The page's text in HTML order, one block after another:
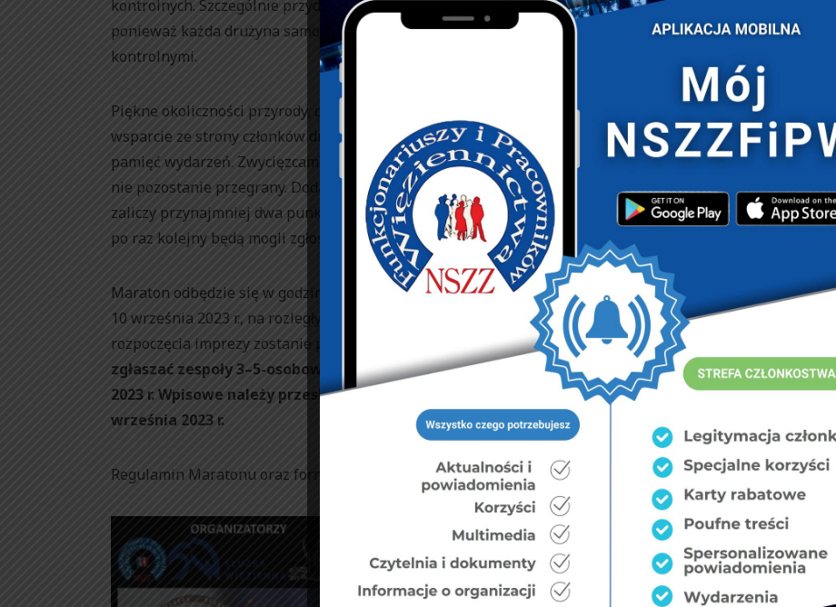
kontrolnych. Szczególnie przydatna będzie biegłość w posługiwaniu się kompasem i mapą,
ponieważ każda drużyna samodzielnie wyznacza sobie trasę pomiędzy poszczególnymi punktami
kontrolnymi.
Piękne okoliczności przyrody, duch zdrowej, sportowej rywalizacji, współdziałanie i wzajemne
wsparcie ze strony członków drużyny sprawi, że „RYŚ” będzie jednym z bardziej zapadających w
pamięć wydarzeń. Zwycięzcami imprezy będą wszyscy, którzy odważą się wziąć w niej udział – nikt
nie pozostanie przegrany. Dodatkowo każdy Uczestnik, który wystartuje w „biegu po łapę rysia” i
zaliczy przynajmniej dwa punkty kontrolne, weźmie udział w losowaniu nagród. W tym roku chętni
po raz kolejny będą mogli zgłosić swój udział w trasie rowerowej.
Maraton odbędzie się w godzinach nocnych (start imprezy zaplanowano na godzinę 19.00) z 9 na
10 września 2023 r., na rozległym terenie wokół Kątów Wrocławskich (dokładne miejsce
rozpoczęcia imprezy zostanie podane w harmonogramie).Do udziału w imprezie można
zgłaszać zespoły 3–5-osobowe. Zgłoszenia przyjmowane będą do godz. 23:59 dnia 1 września
2023 r. Wpisowe należy przesłać przelewem grupowym za całą drużynę najpóźniej do dnia 1
września 2023 r.
Regulamin Maratonu oraz formularze zapisów znajdują się na stronie www.rys-nocnymaraton.pl.